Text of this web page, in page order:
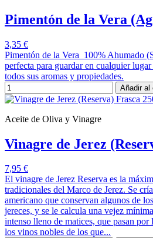
Pimentón de la Vera
3,35 €
Pimentón de la Vera 100% Ahumado
perfecta para guardar en cualquier
todos sus aromas y propiedades.
Añadir al
Aceite de Oliva y Vinagre
Vinagre de Jerez
7,95 €
El vinagre de Jerez Reserva es la
tradicionales del Marco de Jerez. Se
americano que conservan algunos de
jereces, y se le calcula una vejez
intenso lleno de matices, que pasan
los vinos nobles de los que...